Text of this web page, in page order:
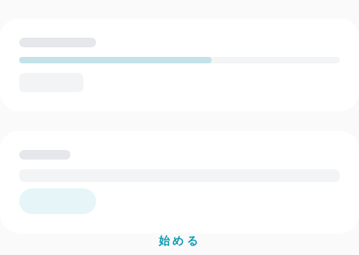
始める